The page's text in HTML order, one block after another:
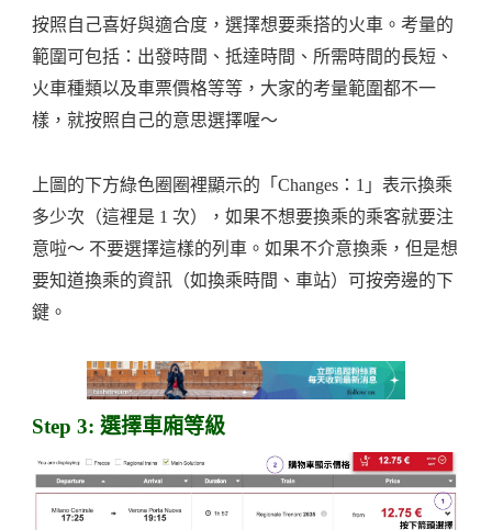
按照自己喜好與適合度，選擇想要乘搭的火車。考量的
範圍可包括：出發時間、抵達時間、所需時間的長短、
火車種類以及車票價格等等，大家的考量範圍都不一
樣，就按照自己的意思選擇喔～
上圖的下方綠色圈圈裡顯示的「Changes：1」表示換乘
多少次（這裡是 1 次），如果不想要換乘的乘客就要注
意啦～ 不要選擇這樣的列車。如果不介意換乘，但是想
要知道換乘的資訊（如換乘時間、車站）可按旁邊的下
鍵。
Step 3: 選擇車廂等級